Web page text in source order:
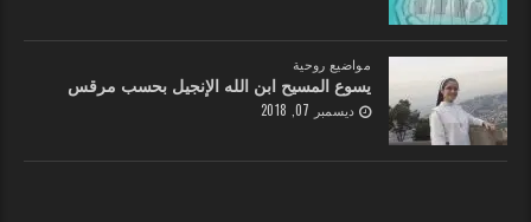
مواضيع روحية
يسوع المسيح ابن الله الإنجيل بحسب مرقس
ديسمبر 07, 2018